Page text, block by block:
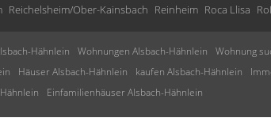
Reichelsheim/Ober-Kainsbach Reinheim Roca Llisa
Hähnlein Wohnungen Alsbach-Hähnlein Wohnung
Häuser Alsbach-Hähnlein kaufen Alsbach-Hähnlein
Einfamilienhäuser Alsbach-Hähnlein